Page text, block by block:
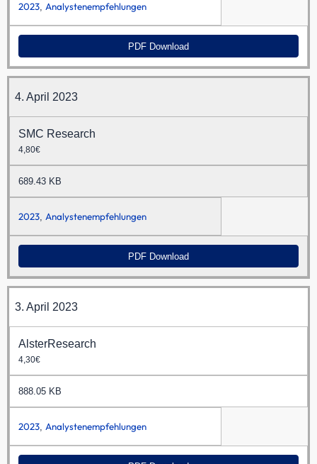
2023, Analystenempfehlungen
PDF Download
4. April 2023
SMC Research
4,80€
689.43 KB
2023, Analystenempfehlungen
PDF Download
3. April 2023
AlsterResearch
4,30€
888.05 KB
2023, Analystenempfehlungen